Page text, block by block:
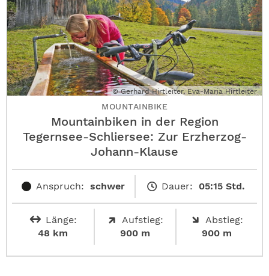
© Gerhard Hirtleiter, Eva-Maria Hirtleiter
MOUNTAINBIKE
Mountainbiken in der Region
Tegernsee-Schliersee: Zur Erzherzog-
Johann-Klause
Anspruch: schwer Dauer: 05:15 Std.
Länge:
48 km
Aufstieg:
900 m
Abstieg:
900 m